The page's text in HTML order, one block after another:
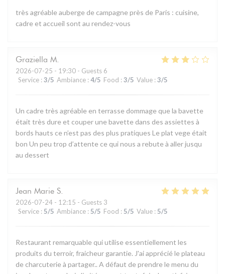
très agréable auberge de campagne près de Paris : cuisine,
cadre et accueil sont au rendez-vous
Graziella M
2026-07-25 - 19:30 - Guests 6
Service : 3/5 Ambiance : 4/5 Food : 3/5 Value : 3/5
Un cadre très agréable en terrasse dommage que la bavette
était très dure et couper une bavette dans des assiettes à
bords hauts ce n’est pas des plus pratiques Le plat vege était
bon Un peu trop d’attente ce qui nous a rebute à aller jusqu
au dessert
Jean Marie S
2026-07-24 - 12:15 - Guests 3
Service : 5/5 Ambiance : 5/5 Food : 5/5 Value : 5/5
Restaurant remarquable qui utilise essentiellement les
produits du terroir, fraicheur garantie. J'ai apprécié le plateau
de charcuterie à partager.. A défaut de prendre le menu du